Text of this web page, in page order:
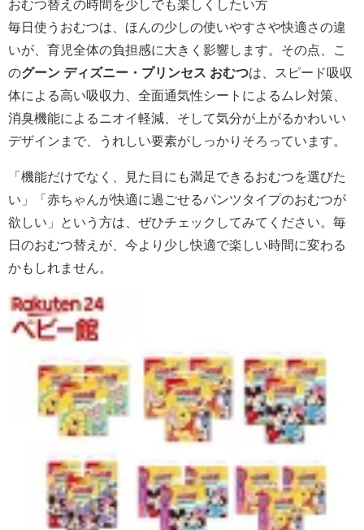
おむつ替えの時間を少しでも楽しくしたい方
毎日使うおむつは、ほんの少しの使いやすさや快適さの違
いが、育児全体の負担感に大きく影響します。その点、こ
のグーン ディズニー・プリンセス おむつは、スピード吸収
体による高い吸収力、全面通気性シートによるムレ対策、
消臭機能によるニオイ軽減、そして気分が上がるかわいい
デザインまで、うれしい要素がしっかりそろっています。
「機能だけでなく、見た目にも満足できるおむつを選びた
い」「赤ちゃんが快適に過ごせるパンツタイプのおむつが
欲しい」という方は、ぜひチェックしてみてください。毎
日のおむつ替えが、今より少し快適で楽しい時間に変わる
かもしれません。